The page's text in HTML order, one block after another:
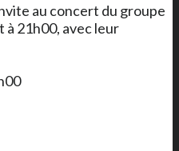
au concert du groupe
à 21h00, avec leur